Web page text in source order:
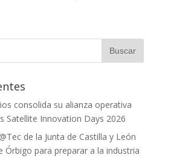
consolida su alianza operativa
Satellite Innovation Days 2026
de la Junta de Castilla y León
Órbigo para preparar a la industria